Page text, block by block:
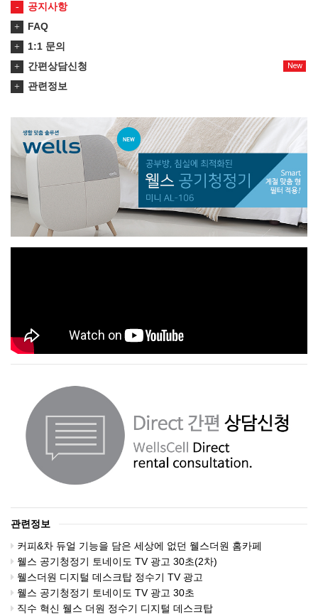
공지사항
FAQ
1:1 문의
New
간편상담신청
관련정보
관련정보
커피&차 듀얼 기능을 담은 세상에 없던 웰스더원 홈카페
웰스 공기청정기 토네이도 TV 광고 30초(2차)
웰스더원 디지털 데스크탑 정수기 TV 광고
웰스 공기청정기 토네이도 TV 광고 30초
직수 혁신 웰스 더원 정수기 디지털 데스크탑